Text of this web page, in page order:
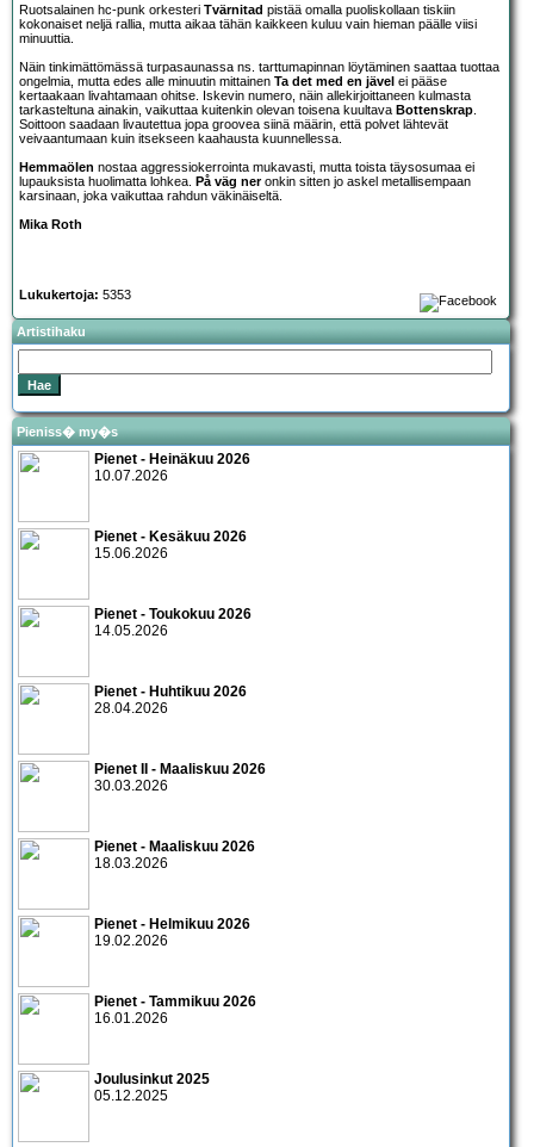
Ruotsalainen hc-punk orkesteri Tvärnitad pistää omalla puoliskollaan tiskiin
kokonaiset neljä rallia, mutta aikaa tähän kaikkeen kuluu vain hieman päälle viisi
minuuttia.
Näin tinkimättömässä turpasaunassa ns. tarttumapinnan löytäminen saattaa tuottaa
ongelmia, mutta edes alle minuutin mittainen Ta det med en jävel ei pääse
kertaakaan livahtamaan ohitse. Iskevin numero, näin allekirjoittaneen kulmasta
tarkasteltuna ainakin, vaikuttaa kuitenkin olevan toisena kuultava Bottenskrap
Soittoon saadaan livautettua jopa groovea siinä määrin, että polvet lähtevät
veivaantumaan kuin itsekseen kaahausta kuunnellessa.
Hemmaölen nostaa aggressiokerrointa mukavasti, mutta toista täysosumaa ei
lupauksista huolimatta lohkea. På väg neronkin sitten jo askel metallisempaan
karsinaan, joka vaikuttaa rahdun väkinäiseltä.
Mika Roth
Lukukertoja: 5353
Artistihaku
Pieniss� my�s
Pienet - Heinäkuu 2026
10.07.2026
Pienet - Kesäkuu 2026
15.06.2026
Pienet - Toukokuu 2026
14.05.2026
Pienet - Huhtikuu 2026
28.04.2026
Pienet II - Maaliskuu 2026
30.03.2026
Pienet - Maaliskuu 2026
18.03.2026
Pienet - Helmikuu 2026
19.02.2026
Pienet - Tammikuu 2026
16.01.2026
Joulusinkut 2025
05.12.2025